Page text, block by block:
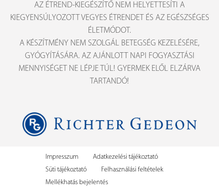
AZ ÉTREND-KIEGÉSZÍTŐ NEM HELYETTESÍTI A
KIEGYENSÚLYOZOTT VEGYES ÉTRENDET ÉS AZ EGÉSZSÉGES
ÉLETMÓDOT.
A KÉSZÍTMÉNY NEM SZOLGÁL BETEGSÉG KEZELÉSÉRE,
GYÓGYÍTÁSÁRA. AZ AJÁNLOTT NAPI FOGYASZTÁSI
MENNYISÉGET NE LÉPJE TÚL! GYERMEK ELŐL ELZÁRVA
TARTANDÓ!
Impresszum
Adatkezelési tájékoztató
Süti tájékoztató
Felhasználási feltételek
Mellékhatás bejelentés